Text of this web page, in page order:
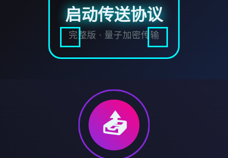
启动传送协议
完整版 · 量子加密传输
📤